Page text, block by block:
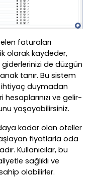
faturaları
olarak kaydeder,
de düzgün
tanır. Bu sistem
duymadan
ve gelir-
yaşayabilirsiniz.
kadar olan oteller
fiyatlarla oda
Kullanıcılar, bu
sağlıklı ve
olabilirler.